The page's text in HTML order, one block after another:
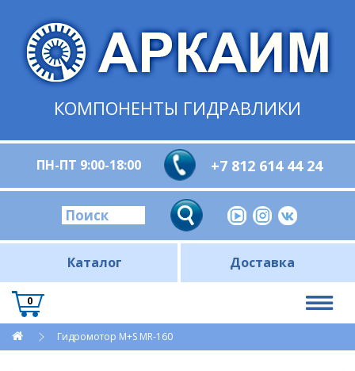
КОМПОНЕНТЫ ГИДРАВЛИКИ
ПН-ПТ 9:00-18:00 +7 812 614 44 24
Каталог Доставка
0
Гидромотор M+S MR-160